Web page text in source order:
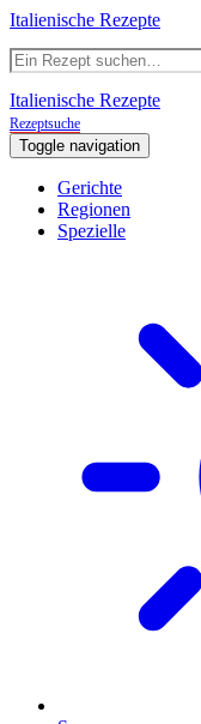
Italienische Rezepte
Italienische Rezepte
Rezeptsuche
Toggle navigation
Gerichte
Regionen
Spezielle